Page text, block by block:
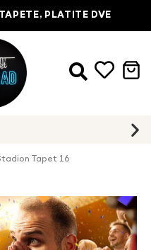
PLATITE DVE
Tapet 16